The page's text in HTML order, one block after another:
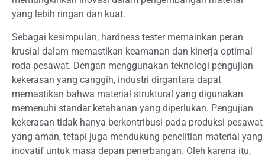
yang lebih ringan dan kuat.
Sebagai kesimpulan, hardness tester memainkan peran
krusial dalam memastikan keamanan dan kinerja optimal
roda pesawat. Dengan menggunakan teknologi pengujian
kekerasan yang canggih, industri dirgantara dapat
memastikan bahwa material struktural yang digunakan
memenuhi standar ketahanan yang diperlukan. Pengujian
kekerasan tidak hanya berkontribusi pada produksi pesawat
yang aman, tetapi juga mendukung penelitian material yang
inovatif untuk masa depan penerbangan. Oleh karena itu,